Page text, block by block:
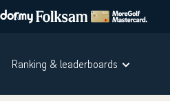
Ranking & leaderboards